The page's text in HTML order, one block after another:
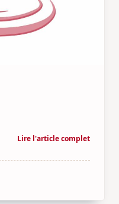
Lire l'article complet